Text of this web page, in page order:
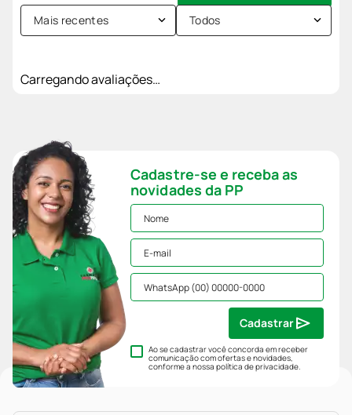
Mais recentes Todos
Carregando avaliações…
Cadastre-se e receba as
novidades da PP
Ao se cadastrar você concorda em receber
comunicação com ofertas e novidades,
conforme a nossapolítica de privacidade.
Cadastrar